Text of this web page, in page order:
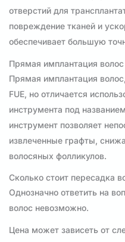
отверстий для
повреждение тканей и
обеспечивает большую
Прямая имплантация волос
Прямая имплантация
FUE, но отличается
инструмента под
инструмент позволяет
извлеченные графты,
волосяных фолликулов.
Сколько стоит пересадка
Однозначно ответить на
волос невозможно.
Цена может зависеть от